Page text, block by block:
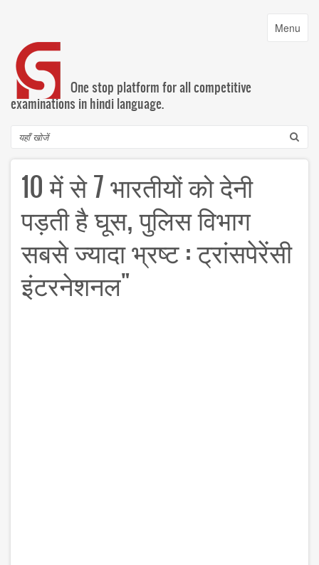
content
Toggle
Menu
One stop platform for all competitive
examinations in hindi language.
Search
10 में से 7 भारतीयों को देनी
पड़ती है घूस, पुलिस विभाग
सबसे ज्यादा भ्रष्ट : ट्रांसपेरेंसी
इंटरनेशनल"